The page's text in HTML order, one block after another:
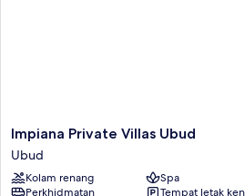
Impiana
Private
Villas
Ubud
Impiana Private Villas Ubud
Ubud
Kolam renang
Spa
Perkhidmatan
Tempat letak